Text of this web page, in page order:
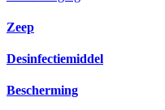
Zeep
Desinfectiemiddel
Bescherming